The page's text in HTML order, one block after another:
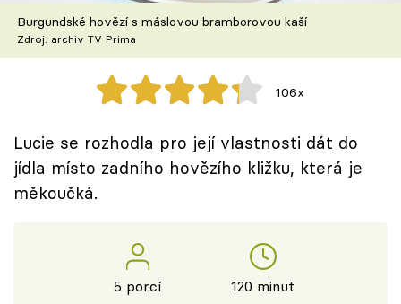
Burgundské hovězí s máslovou bramborovou kaší
Zdroj: archiv TV Prima
106x
Lucie se rozhodla pro její vlastnosti dát do
jídla místo zadního hovězího kližku, která je
měkoučká.
5 porcí 120 minut